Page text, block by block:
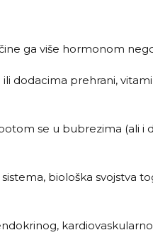
ga više hormonom
dodacima prehrani,
se u bubrezima (ali
biološka svojstva